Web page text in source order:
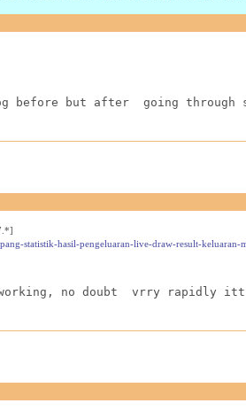
before but after  going
statistik-hasil-pengeluaran-live-draw-result-
working, no doubt  vrry rapidly